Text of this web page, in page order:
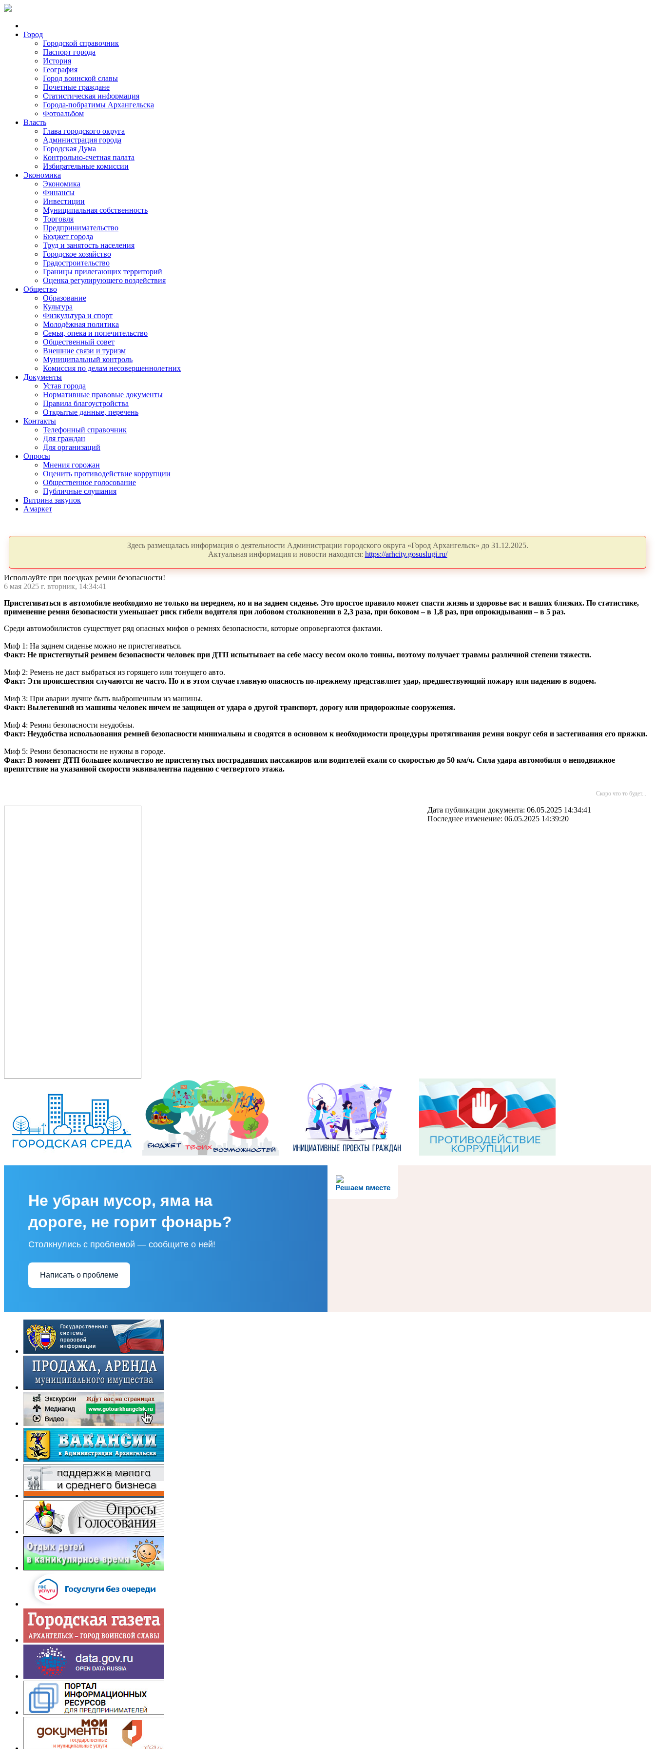
Город
Городской справочник
Паспорт города
История
География
Город воинской славы
Почетные граждане
Статистическая информация
Города-побратимы Архангельска
Фотоальбом
Власть
Глава городского округа
Администрация города
Городская Дума
Контрольно-счетная палата
Избирательные комиссии
Экономика
Экономика
Финансы
Инвестиции
Муниципальная собственность
Торговля
Предпринимательство
Бюджет города
Труд и занятость населения
Городское хозяйство
Градостроительство
Границы прилегающих территорий
Оценка регулирующего воздействия
Общество
Образование
Культура
Физкультура и спорт
Молодёжная политика
Семья, опека и попечительство
Общественный совет
Внешние связи и туризм
Муниципальный контроль
Комиссия по делам несовершеннолетних
Документы
Устав города
Нормативные правовые документы
Правила благоустройства
Открытые данные, перечень
Контакты
Телефонный справочник
Для граждан
Для организаций
Опросы
Мнения горожан
Оценить противодействие коррупции
Общественное голосование
Публичные слушания
Витрина закупок
Амаркет
Здесь размещалась информация о деятельности Администрации городского округа «Город Архангельск» до 31.12.2025.
Актуальная информация и новости находятся: https://arhcity.gosuslugi.ru/
Используйте при поездках ремни безопасности!
6 мая 2025 г. вторник, 14:34:41
Пристегиваться в автомобиле необходимо не только на переднем, но и на заднем сиденье. Это простое правило может спасти жизнь и здоровье вас и ваших близких. По статистике,
применение ремня безопасности уменьшает риск гибели водителя при лобовом столкновении в 2,3 раза, при боковом – в 1,8 раз, при опрокидывании – в 5 раз.
Среди автомобилистов существует ряд опасных мифов о ремнях безопасности, которые опровергаются фактами.
Миф 1: На заднем сиденье можно не пристегиваться.
Факт: Не пристегнутый ремнем безопасности человек при ДТП испытывает на себе массу весом около тонны, поэтому получает травмы различной степени тяжести.
Миф 2: Ремень не даст выбраться из горящего или тонущего авто.
Факт: Эти происшествия случаются не часто. Но и в этом случае главную опасность по-прежнему представляет удар, предшествующий пожару или падению в водоем.
Миф 3: При аварии лучше быть выброшенным из машины.
Факт: Вылетевший из машины человек ничем не защищен от удара о другой транспорт, дорогу или придорожные сооружения.
Миф 4: Ремни безопасности неудобны.
Факт: Неудобства использования ремней безопасности минимальны и сводятся в основном к необходимости процедуры протягивания ремня вокруг себя и застегивания его пряжки.
Миф 5: Ремни безопасности не нужны в городе.
Факт: В момент ДТП большее количество не пристегнутых пострадавших пассажиров или водителей ехали со скоростью до 50 км/ч. Сила удара автомобиля о неподвижное
препятствие на указанной скорости эквивалентна падению с четвертого этажа.
Скоро что то будет...
Дата публикации документа: 06.05.2025 14:34:41
Последнее изменение: 06.05.2025 14:39:20
Решаем вместе
Не убран мусор, яма на
дороге, не горит фонарь?
Столкнулись с проблемой — сообщите о ней!
Написать о проблеме